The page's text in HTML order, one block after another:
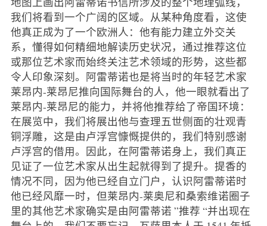
我们将看到一个广阔的区域。从某种角度看，这使
他真正成为了一个欧洲人：他有能力建立外交关
系，懂得如何精细地解读历史状况，通过推荐这位
或那位艺术家而始终关注艺术领域的形势，这些都
令人印象深刻。阿雷蒂诺也是将当时的年轻艺术家
莱昂内-莱昂尼推向国际舞台的人，他一眼就看出了
莱昂内-莱昂尼的能力，并将他推荐给了帝国环境：
在展览中，我们将展出他与查理五世侧面的壮观青
铜浮雕，这是由卢浮宫慷慨提供的，我们特别感谢
卢浮宫的借用。因此，在阿雷蒂诺身上，我们真正
见证了一位艺术家从出生起就得到了提升。提香的
情况不同，因为他已经自立门户，认识阿雷蒂诺时
他已经风靡一时，但莱昂内-莱奥尼和桑索维诺圈子
里的其他艺术家确实是由阿雷蒂诺 ”推荐 “并出现在